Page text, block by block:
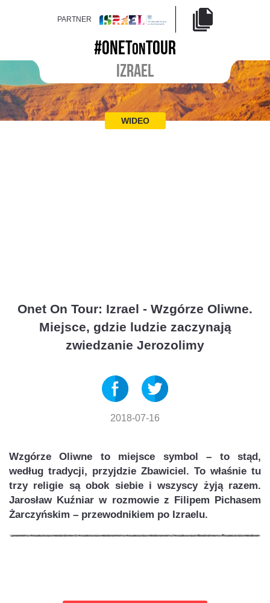
PARTNER
#ONETONTOUR
IZRAEL
WIDEO
Onet On Tour: Izrael - Wzgórze Oliwne.
Miejsce, gdzie ludzie zaczynają
zwiedzanie Jerozolimy
2018-07-16
Wzgórze Oliwne to miejsce symbol – to stąd,
według tradycji, przyjdzie Zbawiciel. To właśnie tu
trzy religie są obok siebie i wszyscy żyją razem.
Jarosław Kuźniar w rozmowie z Filipem Pichasem
Żarczyńskim – przewodnikiem po Izraelu.